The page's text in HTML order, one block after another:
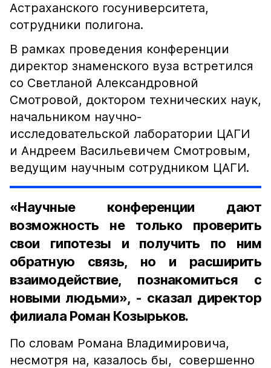
Астраханского госуниверситета,
сотрудники полигона.
В рамках проведения конференции
директор знаменского вуза встретился
со Светланой Александровной
Смотровой, доктором технических наук,
начальником научно-
исследовательской лаборатории ЦАГИ
и Андреем Васильевичем Смотровым,
ведущим научным сотрудником ЦАГИ.
«Научные конференции дают
возможность не только проверить
свои гипотезы и получить по ним
обратную связь, но и расширить
взаимодействие, познакомиться с
новыми людьми», - сказал директор
филиала Роман Козырьков.
По словам Романа Владимировича,
несмотря на, казалось бы, совершенно